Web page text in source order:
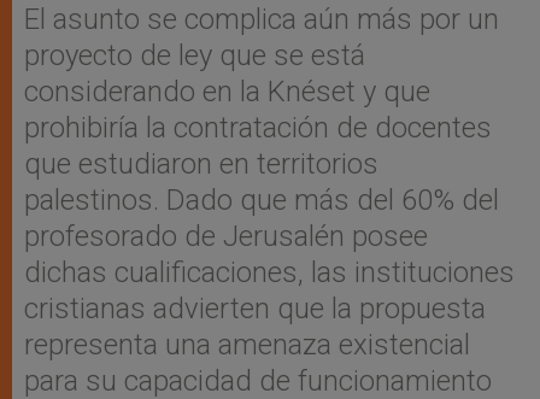
El asunto se complica aún más por un
proyecto de ley que se está
considerando en la Knéset y que
prohibiría la contratación de docentes
que estudiaron en territorios
palestinos. Dado que más del 60% del
profesorado de Jerusalén posee
dichas cualificaciones, las instituciones
cristianas advierten que la propuesta
representa una amenaza existencial
para su capacidad de funcionamiento